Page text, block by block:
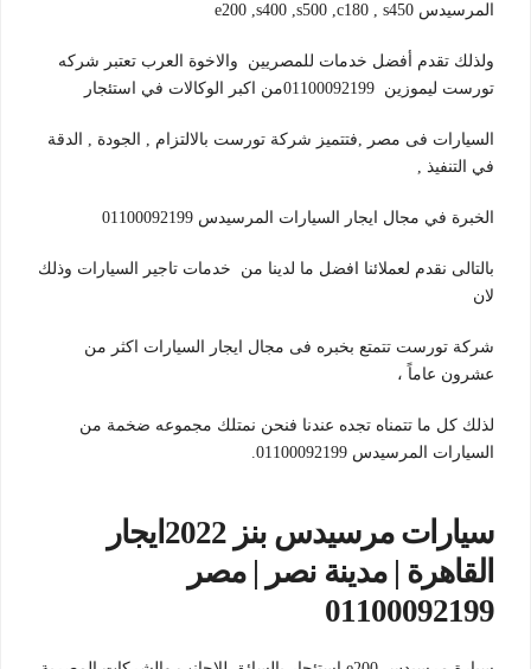
المرسيدس e200 ,s400 ,s500 ,c180 , s450
ولذلك تقدم أفضل خدمات للمصريين والاخوة العرب تعتبر شركه
تورست ليموزين 01100092199من اكبر الوكالات في استئجار
السيارات فى مصر ,فتتميز شركة تورست بالالتزام , الجودة , الدقة
في التنفيذ ,
الخبرة في مجال ايجار السيارات المرسيدس 01100092199
بالتالى نقدم لعملائنا افضل ما لدينا من خدمات تاجير السيارات وذلك
لان
شركة تورست تتمتع بخبره فى مجال ايجار السيارات اكثر من
عشرون عاماً ،
لذلك كل ما تتمناه تجده عندنا فنحن نمتلك مجموعه ضخمة من
السيارات المرسيدس 01100092199.
سيارات مرسيدس بنز 2022ايجار
القاهرة | مدينة نصر | مصر
01100092199